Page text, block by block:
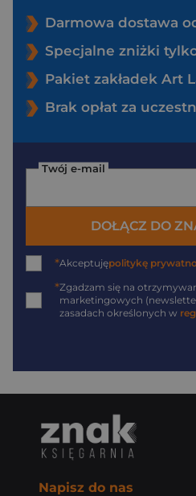
Darmowa dostawa
Specjalne zniżki
Pakiet zakładek Art
Brak opłat za
Twój e-mail
DOŁĄCZ DO
*Akceptujępolitykę
*Zgadzam się na
marketingowych
zasadach określonych w
Napisz do nas